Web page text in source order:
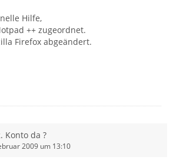
Hilfe,
++ zugeordnet.
Firefox abgeändert.
Konto da ?
2009 um 13:10